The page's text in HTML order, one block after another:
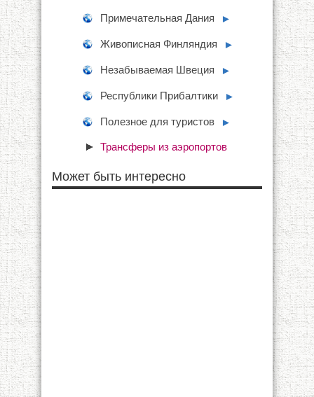
Примечательная Дания ►
Живописная Финляндия ►
Незабываемая Швеция ►
Республики Прибалтики ►
Полезное для туристов ►
Трансферы из аэропортов
Может быть интересно